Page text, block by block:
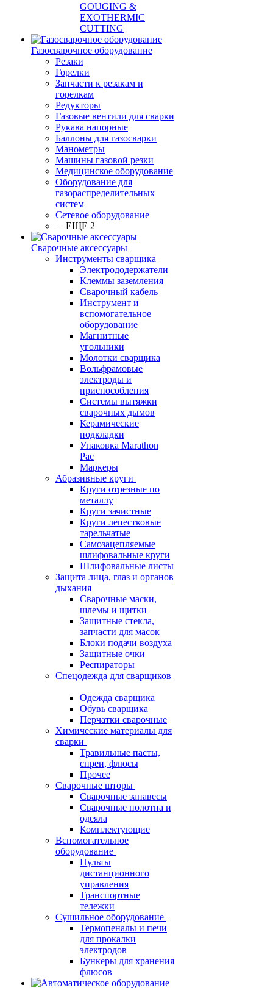
GOUGING &
EXOTHERMIC
CUTTING
Газосварочное оборудование
Резаки
Горелки
Запчасти к резакам и
горелкам
Редукторы
Газовые вентили для сварки
Рукава напорные
Баллоны для газосварки
Манометры
Машины газовой резки
Медицинское оборудование
Оборудование для
газораспределительных
систем
Сетевое оборудование
+ ЕЩЕ 2
Сварочные аксессуары
Инструменты сварщика
Электрододержатели
Клеммы заземления
Сварочный кабель
Инструмент и
вспомогательное
оборудование
Магнитные
угольники
Молотки сварщика
Вольфрамовые
электроды и
приспособления
Системы вытяжки
сварочных дымов
Керамические
подкладки
Упаковка Marathon
Pac
Маркеры
Абразивные круги
Круги отрезные по
металлу
Круги зачистные
Круги лепестковые
тарельчатые
Самозацепляемые
шлифовальные круги
Шлифовальные листы
Защита лица, глаз и органов
дыхания
Сварочные маски,
шлемы и щитки
Защитные стекла,
запчасти для масок
Блоки подачи воздуха
Защитные очки
Респираторы
Спецодежда для сварщиков
Одежда сварщика
Обувь сварщика
Перчатки сварочные
Химические материалы для
сварки
Травильные пасты,
спреи, флюсы
Прочее
Сварочные шторы
Сварочные занавесы
Сварочные полотна и
одеяла
Комплектующие
Вспомогательное
оборудование
Пульты
дистанционного
управления
Транспортные
тележки
Сушильное оборудование
Термопеналы и печи
для прокалки
электродов
Бункеры для хранения
флюсов